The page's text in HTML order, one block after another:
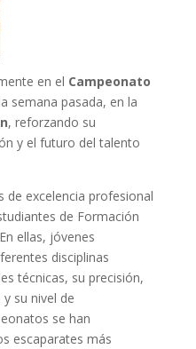
en el Campeonato
semana pasada, en la
, reforzando su
y el futuro del talento
excelencia profesional
de Formación
ellas, jóvenes
disciplinas
técnicas, su precisión,
su nivel de
se han
escaparates más